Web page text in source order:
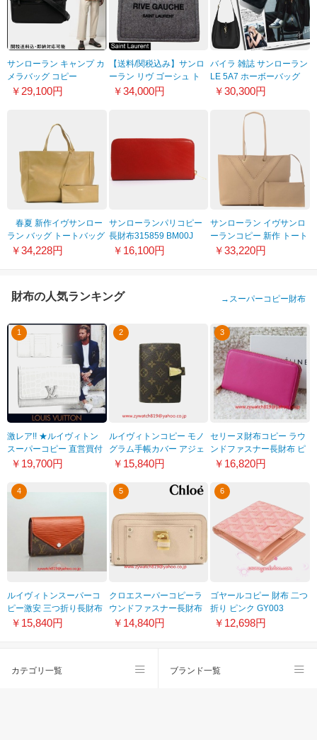
サンローラン キャンプ カ
メラバッグ コピー
6442762NC3Z1000
￥29,100円
【送料/関税込み】サンロ
ーラン リヴ ゴーシュ ト
ートバッグコピー
￥34,000円
バイラ 雑誌 サンローラン
LE 5A7 ホーボーバッグ
偽物スモール
￥30,300円
春夏 新作イヴサンロー
ラン バッグ トートバッグ
YVES サンローラン
￥34,228円
サンローランパリコピー
長財布315859 BM00J
6416 MARQU
￥16,100円
サンローラン イヴサンロ
ーランコピー 新作 トート
バッグ 284650 BEF1G
￥33,220円
財布の人気ランキング → スーパーコピー財布
1
激レア!! ★ルイヴィトン
スーパーコピー 直営買付
★折りたたみ財布 コンパ
￥19,700円
2
ルイヴィトンコピー モノ
グラム手帳カバー アジェ
ンダPM パルトネール
￥15,840円
3
セリーヌ財布コピー ラウ
ンドファスナー長財布 ピ
ンク セリーヌ016
￥16,820円
4
ルイヴィトンスーパーコ
ピー激安 三つ折り長財布
人気 ルイヴィトン 財布
￥15,840円
5
クロエスーパーコピーラ
ウンドファスナー長財布
レザー パディントン
￥14,840円
6
ゴヤールコピー 財布 二つ
折り ピンク GY003
￥12,698円
カテゴリ一覧 ブランド一覧